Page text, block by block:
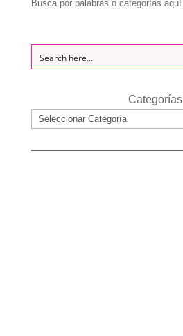
Busca por palabras o categorías aquí
Categorías